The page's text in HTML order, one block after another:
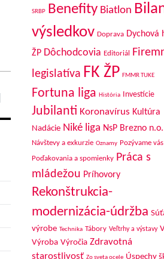
SRBP Benefity Biatlon
výsledkov Doprava Dychová
ŽP Dôchodcovia Editoriál
legislatíva FK ŽP FMMR TUKE
Fortuna liga História Investície
Jubilanti Koronavírus Kultúra
Nadácie Niké liga NsP Brezno n.o.
Návštevy a exkurzie Oznamy Pozývame vás
Poďakovania a spomienky Práca s
mládežou Príhovory
Rekonštrukcia-
modernizácia-údržba
výrobe Technika Tábory Veľtrhy a výstavy
Výroba Výročia Zdravotná
starostlivosť Zo sveta ocele Úspechy